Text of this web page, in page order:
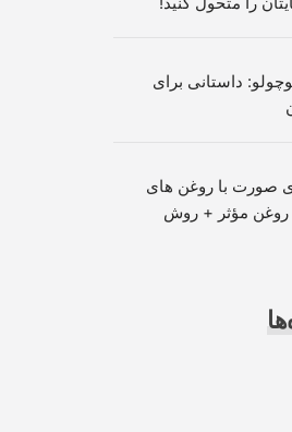
داستانی برای
صورت با روغن های
گیاهی : معرفی ۷ روغن مؤثر + روش